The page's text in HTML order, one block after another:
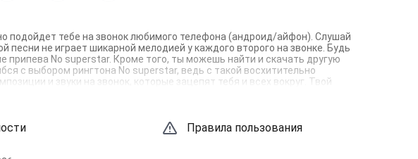
подойдет тебе на звонок любимого телефона (андроид/айфон). Слушай
не играет шикарной мелодией у каждого второго на звонке. Будь
припева No superstar. Кроме того, ты можешь найти и скачать другую
с выбором рингтона No superstar, ведь с такой восхитительно
и звуки на звонок, которые зацепят тебя и всех вокруг. Твой
Правила пользования